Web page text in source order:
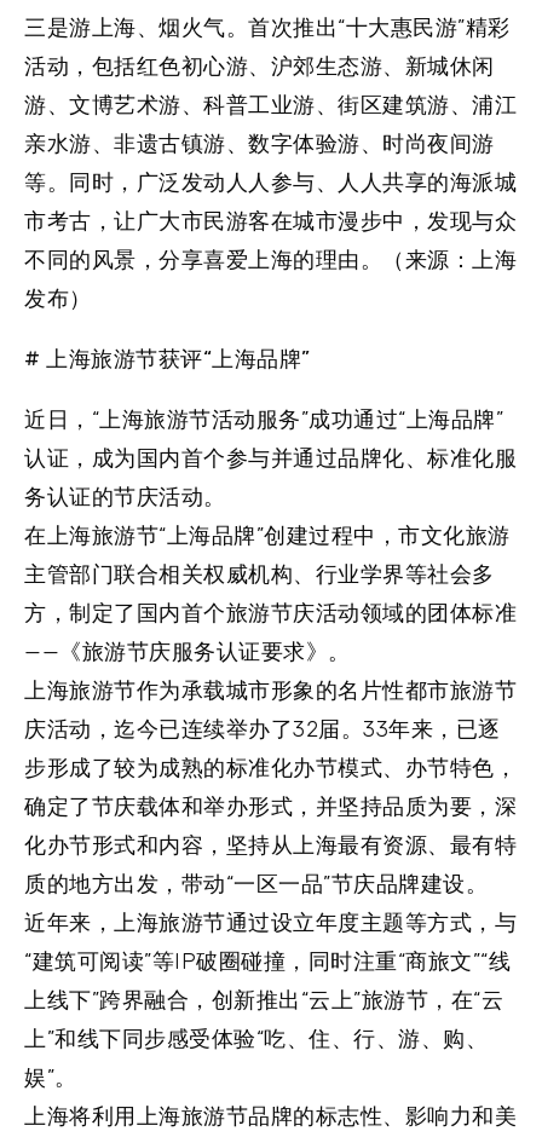
三是游上海、烟火气。 首次推出“十大惠民游”精彩
活动，包括红色初心游、沪郊生态游、新城休闲
游、文博艺术游、科普工业游、街区建筑游、浦江
亲水游、非遗古镇游、数字体验游、时尚夜间游
等。同时，广泛发动人人参与、人人共享的海派城
市考古，让广大市民游客在城市漫步中，发现与众
不同的风景，分享喜爱上海的理由。（来源：上海
发布）
# 上海旅游节获评“上海品牌”
近日，“上海旅游节活动服务”成功通过“上海品牌”
认证，成为国内首个参与并通过品牌化、标准化服
务认证的节庆活动。
在上海旅游节“上海品牌”创建过程中，市文化旅游
主管部门联合相关权威机构、行业学界等社会多
方，制定了国内首个旅游节庆活动领域的团体标准
——《旅游节庆服务认证要求》。
上海旅游节作为承载城市形象的名片性都市旅游节
庆活动，迄今已连续举办了32届。33年来，已逐
步形成了较为成熟的标准化办节模式、办节特色，
确定了节庆载体和举办形式，并坚持品质为要，深
化办节形式和内容，坚持从上海最有资源、最有特
质的地方出发，带动“一区一品”节庆品牌建设。
近年来，上海旅游节通过设立年度主题等方式，与
“建筑可阅读”等IP破圈碰撞，同时注重“商旅文”“线
上线下”跨界融合，创新推出“云上”旅游节，在“云
上”和线下同步感受体验“吃、住、行、游、购、
娱”。
上海将利用上海旅游节品牌的标志性、影响力和美